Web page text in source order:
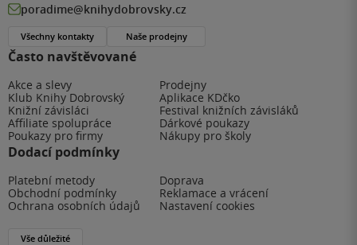
Často navštěvované
Akce a slevy
Prodejny
Klub Knihy Dobrovský
Aplikace KDčko
Knižní závisláci
Festival knižních závisláků
Affiliate spolupráce
Dárkové poukazy
Poukazy pro firmy
Nákupy pro školy
Dodací podmínky
Platební metody
Doprava
Obchodní podmínky
Reklamace a vrácení
Ochrana osobních údajů
Nastavení cookies
Vše důležité
poradime@knihydobrovsky.cz
Všechny kontakty Naše prodejny